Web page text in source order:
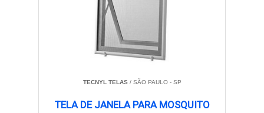
TECNYL TELAS/ SÃO PAULO - SP
TELA DE JANELA PARA MOSQUITO